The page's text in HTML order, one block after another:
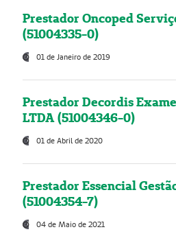
Prestador Oncoped
(51004335-0)
01 de Janeiro de 2019
Prestador Decordis
LTDA (51004346-0)
01 de Abril de 2020
Prestador Essencial
(51004354-7)
04 de Maio de 2021